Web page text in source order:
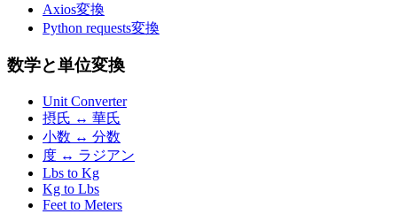
Axios変換
Python requests変換
数学と単位変換
Unit Converter
摂氏 ↔ 華氏
小数 ↔ 分数
度 ↔ ラジアン
Lbs to Kg
Kg to Lbs
Feet to Meters